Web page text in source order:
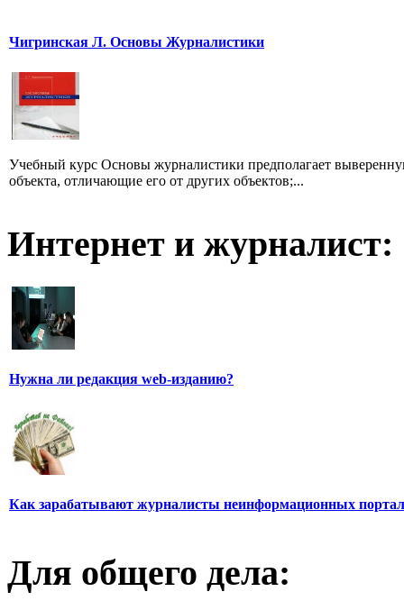
Чигринская Л. Основы Журналистики
Учебный курс Основы журналистики предполагает
объекта, отличающие его от других объектов;...
Интернет и журналист:
Нужна ли редакция web-изданию?
Как зарабатывают журналисты неинформационных
Для общего дела: